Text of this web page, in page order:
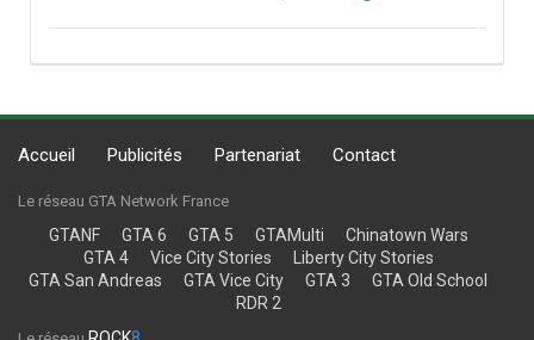
Accueil Publicités Partenariat Contact
Le réseau GTA Network France
GTANF GTA 6 GTA 5 GTAMulti
Chinatown Wars
GTA 4
Vice City Stories
Liberty City Stories
GTA San Andreas
GTA Vice City GTA 3
GTA Old School
RDR 2